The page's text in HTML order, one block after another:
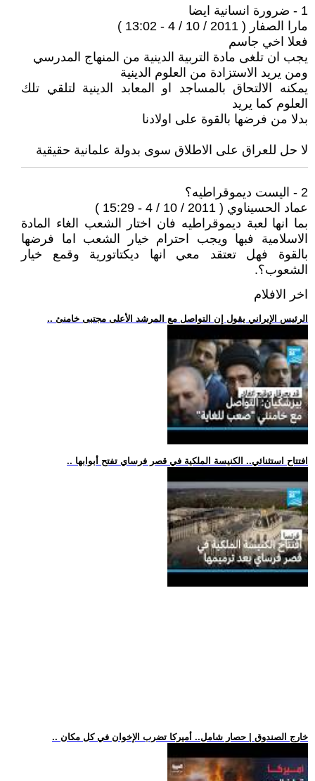
1 - ضرورة انسانية ايضا
مارا الصفار ( 2011 / 10 / 4 - 13:02 )
فعلا اخي جاسم
يجب ان تلغى مادة التربية الدينية من المنهاج المدرسي
ومن يريد الاستزادة من العلوم الدينية
يمكنه الالتحاق بالمساجد او المعابد الدينية لتلقي تلك
العلوم كما يريد
بدلا من فرضها بالقوة على اولادنا
لا حل للعراق على الاطلاق سوى بدولة علمانية حقيقية
2 - اليست ديموقراطيه؟
عماد الحسيناوي ( 2011 / 10 / 4 - 15:29 )
بما انها لعبة ديموقراطيه فان اختار الشعب الغاء المادة
الاسلامية فبها ويجب احترام خيار الشعب اما فرضها
بالقوة فهل تعتقد معي انها ديكتاتورية وقمع خيار
الشعوب؟.
اخر الافلام
.. الرئيس الإيراني يقول إن التواصل مع المرشد الأعلى مجتبى خامنئ
.. افتتاح استثنائي.. الكنيسة الملكية في قصر فرساي تفتح أبوابها
.. خارج الصندوق | حصار شامل.. أميركا تضرب الإخوان في كل مكان